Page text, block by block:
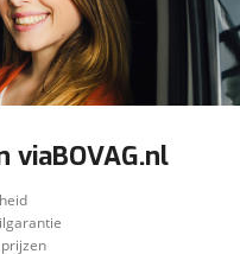
viaBOVAG.nl